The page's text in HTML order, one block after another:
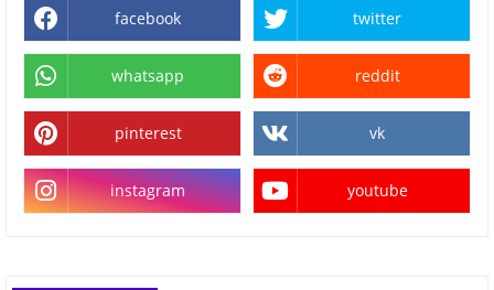
facebook twitter
whatsapp reddit
pinterest vk
instagram youtube